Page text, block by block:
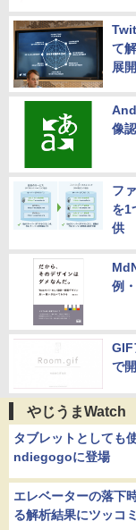
て
展
像
フ
を1
供
例
GIF
で
やじうまWatch
タブレットとしても
ndiegogoに登場
エレベーターの落下
る解析結果にツッコミ